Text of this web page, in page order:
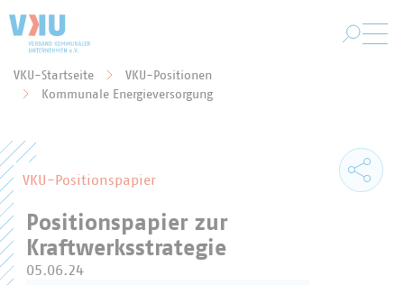
Sie befinden sich hier:
VKU-Startseite
VKU-Positionen
Kommunale Energieversorgung
VKU-Positionspapier
Positionspapier zur
Kraftwerksstrategie
05.06.24